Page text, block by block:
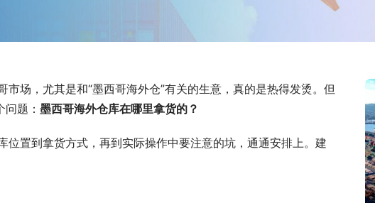
场，尤其是和“墨西哥海外仓”有关的生意，真的是热得发烫。但
题： 墨西哥海外仓库在哪里拿货的？
置到拿货方式，再到实际操作中要注意的坑，通通安排上。建